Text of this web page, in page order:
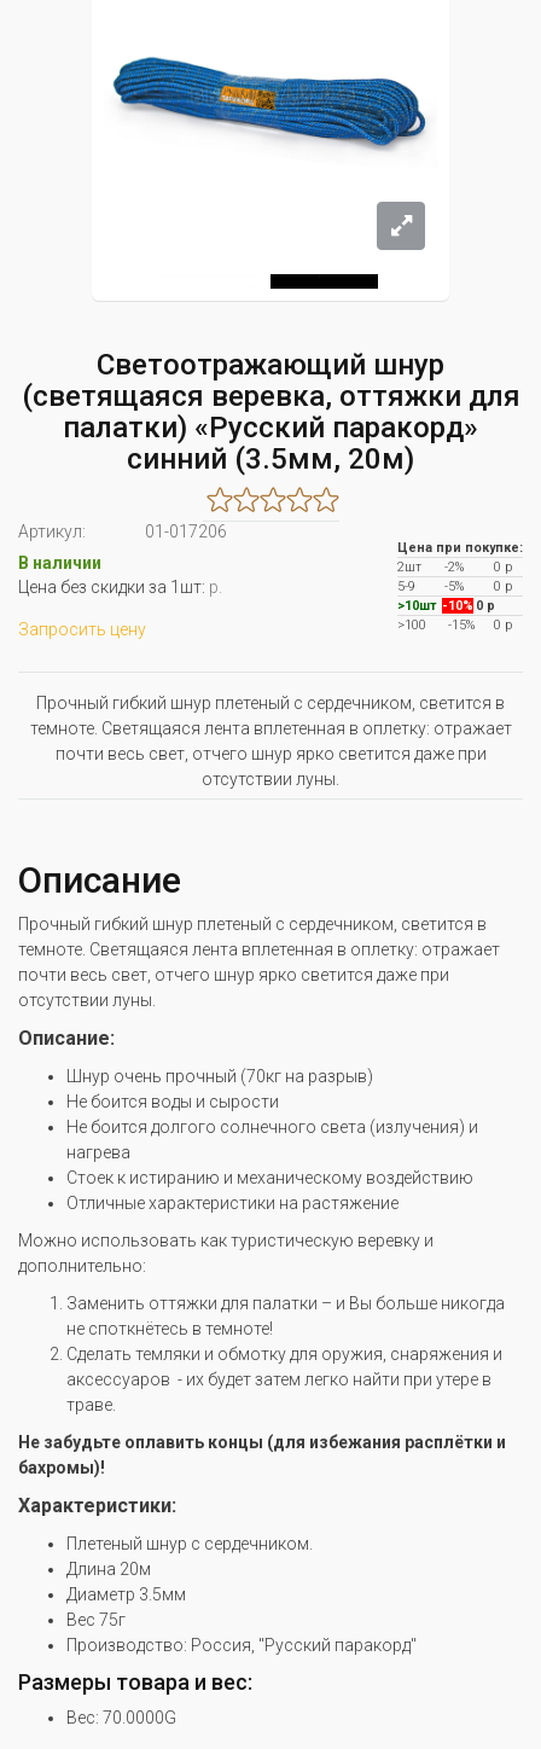
Светоотражающий шнур
(светящаяся веревка, оттяжки для
палатки) «Русский паракорд»
синний (3.5мм, 20м)
Артикул:
01-017206
В наличии
Цена без скидки за 1шт: р.
Запросить цену
Цена при покупке:
2шт
-2%
0 р
5-9
-5%
0 р
>10шт -10% 0 р
>100
-15% 0 р
Прочный гибкий шнур плетеный с сердечником, светится в
темноте. Светящаяся лента вплетенная в оплетку: отражает
почти весь свет, отчего шнур ярко светится даже при
отсутствии луны.
Описание
Прочный гибкий шнур плетеный с сердечником, светится в
темноте. Светящаяся лента вплетенная в оплетку: отражает
почти весь свет, отчего шнур ярко светится даже при
отсутствии луны.
Описание:
Шнур очень прочный (70кг на разрыв)
Не боится воды и сырости
Не боится долгого солнечного света (излучения) и
нагрева
Стоек к истиранию и механическому воздействию
Отличные характеристики на растяжение
Можно использовать как туристическую веревку и
дополнительно:
Заменить оттяжки для палатки – и Вы больше никогда
не споткнётесь в темноте!
Сделать темляки и обмотку для оружия, снаряжения и
аксессуаров - их будет затем легко найти при утере в
траве.
Не забудьте оплавить концы (для избежания расплётки и
бахромы)!
Характеристики:
Плетеный шнур с сердечником.
Длина 20м
Диаметр 3.5мм
Вес 75г
Производство: Россия, "Русский паракорд"
Размеры товара и вес:
Вес: 70.0000G